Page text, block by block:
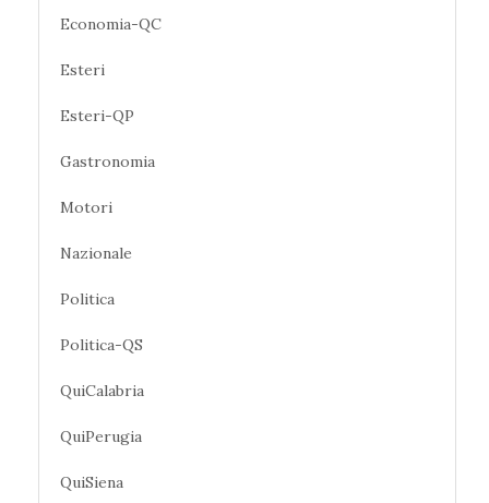
Economia-QC
Esteri
Esteri-QP
Gastronomia
Motori
Nazionale
Politica
Politica-QS
QuiCalabria
QuiPerugia
QuiSiena